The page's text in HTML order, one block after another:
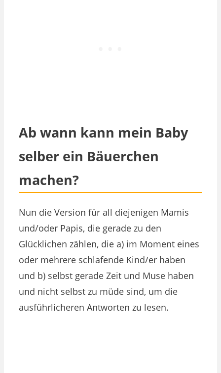
Ab wann kann mein Baby
selber ein Bäuerchen
machen?
Nun die Version für all diejenigen Mamis
und/oder Papis, die gerade zu den
Glücklichen zählen, die a) im Moment eines
oder mehrere schlafende Kind/er haben
und b) selbst gerade Zeit und Muse haben
und nicht selbst zu müde sind, um die
ausführlicheren Antworten zu lesen.